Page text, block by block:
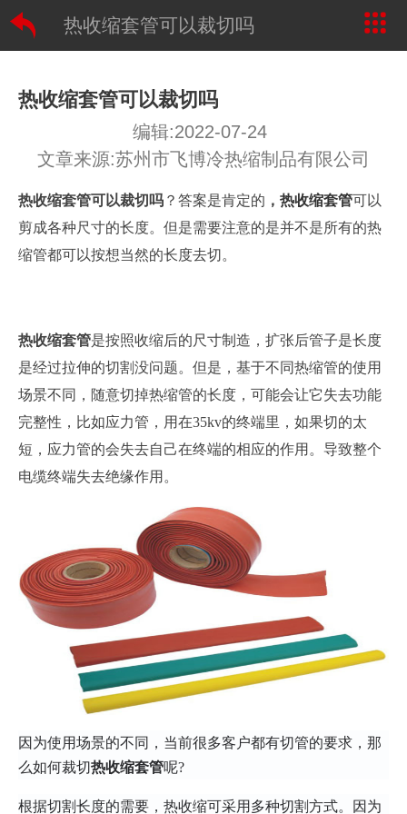
热收缩套管可以裁切吗
热收缩套管可以裁切吗
编辑:2022-07-24
文章来源:苏州市飞博冷热缩制品有限公司
热收缩套管可以裁切吗？答案是肯定的 ， 热收缩套管可以
剪成各种尺寸的长度。 但是需要注意的是并不是所有的热
缩管都可以按想当然的长度去切。
热收缩套管是按照收缩后的尺寸制造， 扩张后管子是长度
是经过拉伸的切割没问题。但是， 基于不同热缩管的使用
场景不同，随意切掉热缩管的长度， 可能会让它失去功能
完整性， 比如应力管，用在35kv的终端里，如果切的太
短，应力管的会失去自己在终端的相应的作用。导致整个
电缆终端失去绝缘作用。
因为使用场景的不同，当前很多客户都有切管的要求，那
么如何裁切热收缩套管呢?
根据切割长度的需要，热收缩可采用多种切割方式。 因为